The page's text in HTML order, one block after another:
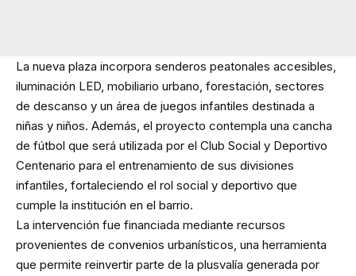
La nueva plaza incorpora senderos peatonales accesibles,
iluminación LED, mobiliario urbano, forestación, sectores
de descanso y un área de juegos infantiles destinada a
niñas y niños. Además, el proyecto contempla una cancha
de fútbol que será utilizada por el Club Social y Deportivo
Centenario para el entrenamiento de sus divisiones
infantiles, fortaleciendo el rol social y deportivo que
cumple la institución en el barrio.
La intervención fue financiada mediante recursos
provenientes de convenios urbanísticos, una herramienta
que permite reinvertir parte de la plusvalía generada por